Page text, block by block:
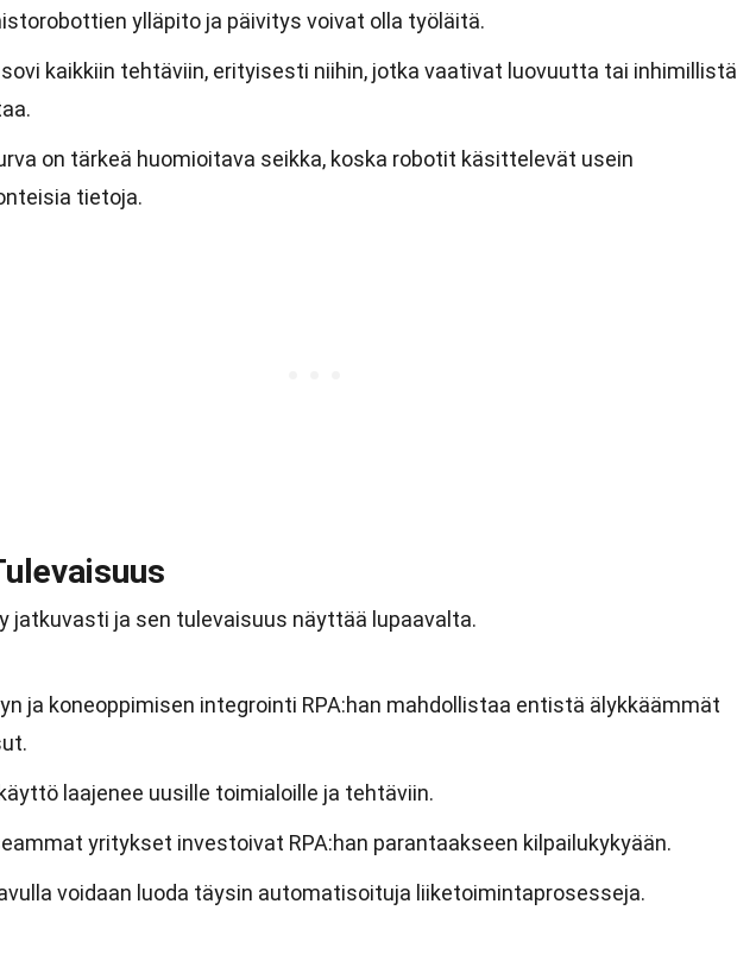
ylläpito ja päivitys voivat olla työläitä.
sovi kaikkiin tehtäviin, erityisesti niihin, jotka vaativat luovuutta tai inhimillistä
on tärkeä huomioitava seikka, koska robotit käsittelevät usein
tietoja.
jatkuvasti ja sen tulevaisuus näyttää lupaavalta.
ja koneoppimisen integrointi RPA:han mahdollistaa entistä älykkäämmät
laajenee uusille toimialoille ja tehtäviin.
yritykset investoivat RPA:han parantaakseen kilpailukykyään.
voidaan luoda täysin automatisoituja liiketoimintaprosesseja.